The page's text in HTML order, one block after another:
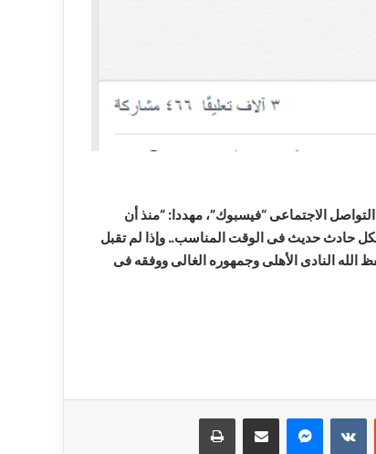
الاجتماعى “فيسبوك”، مهددا: “منذ أن
حادث حديث فى الوقت المناسب.. وإذا لم تقبل
الله النادى الأهلى وجمهوره الغالى ووفقه فى
ماسنجر مشاركة عبر البريد طباعة